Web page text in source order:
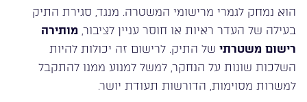
הוא נמחק לגמרי מרישומי המשטרה. מנגד, סגירת התיק
בעילה של העדר ראיות או חוסר עניין לציבור, מותירה
רישום משטרתי של התיק. לרישום זה יכולות להיות
השלכות שונות על הנחקר, למשל למנוע ממנו להתקבל
למשרות מסוימות, הדורשות תעודת יושר.